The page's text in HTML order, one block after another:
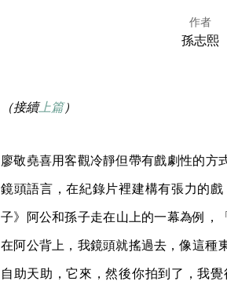
作者
孫志熙
（接續上篇）
廖敬堯喜用客觀冷靜但帶有戲劇性的方
鏡頭語言，在紀錄片裡建構有張力的
子》阿公和孫子走在山上的一幕為例，
在阿公背上，我鏡頭就搖過去，像這種
自助天助，它來，然後你拍到了，我